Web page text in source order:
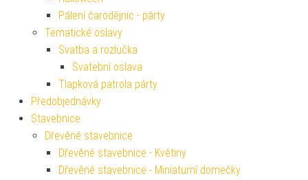
Pálení čarodějnic - párty
Tematické oslavy
Svatba a rozlučka
Svatební oslava
Tlapková patrola párty
Předobjednávky
Stavebnice
Dřevěné stavebnice
Dřevěné stavebnice - Květiny
Dřevěné stavebnice - Miniaturní domečky